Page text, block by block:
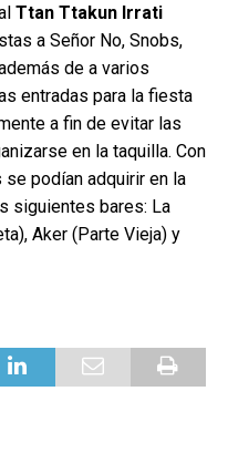
Ttan Ttakun Irrati
a Señor No, Snobs,
de a varios
entradas para la fiesta
a fin de evitar las
en la taquilla. Con
podían adquirir en la
siguientes bares: La
Aker (Parte Vieja) y